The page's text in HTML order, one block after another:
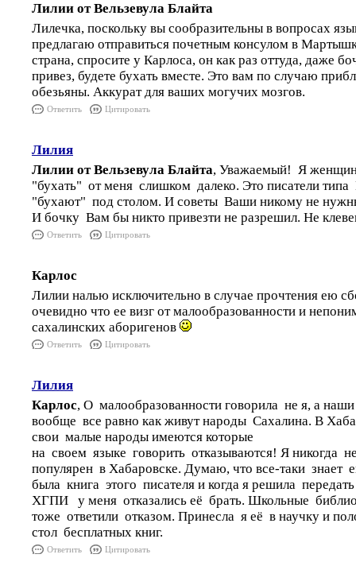
Лилии от Вельзевула Блайта
Лилечка, поскольку вы сообразительны в вопросах
предлагаю отправиться почетным консулом в
страна, спросите у Карлоса, он как раз оттуда, даже
привез, будете бухать вместе. Это вам по случаю
обезьяны. Аккурат для ваших могучих мозгов.
Ответить Цитировать
Лилия
Лилии от Вельзевула Блайта, Уважаемый! Я
"бухать" от меня слишком далеко. Это писатели
"бухают" под столом. И советы Ваши никому не
И бочку Вам бы никто привезти не разрешил. Не
Ответить Цитировать
Карлос
Лилии налью исключительно в случае прочтения ею
очевидно что ее визг от малообразованности и
сахалинских аборигенов
Ответить Цитировать
Лилия
Карлос, О малообразованности говорила не я, а
вообще все равно как живут народы Сахалина. В
свои малые народы имеются которые
на своем языке говорить отказываются! Я никогда
популярен в Хабаровске. Думаю, что все-таки знает
была книга этого писателя и когда я решила
ХГПИ у меня отказались её брать. Школьные
тоже ответили отказом. Принесла я её в научку и
стол бесплатных книг.
Ответить Цитировать